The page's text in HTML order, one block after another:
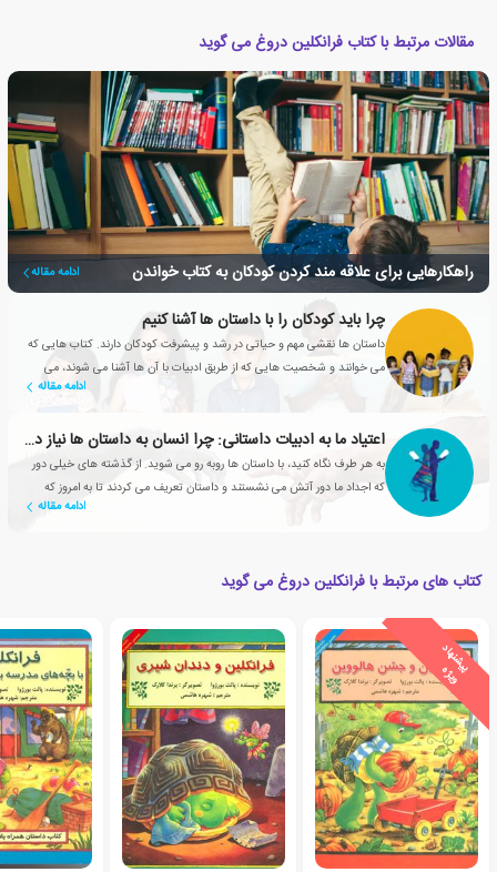
مقالات مرتبط با کتاب فرانکلین دروغ می گوید
راهکارهایی برای علاقه مند کردن کودکان به کتاب خواندن ادامه مقاله
چرا باید کودکان را با داستان ها آشنا کنیم
داستان ها نقشی مهم و حیاتی در رشد و پیشرفت کودکان دارند. کتاب هایی که
می خوانند و شخصیت هایی که از طریق ادبیات با آن ها آشنا می شوند، می
ادامه مقاله
اعتیاد ما به ادبیات داستانی: چرا انسان به داستان ها نیاز دارد؟
به هر طرف نگاه کنید، با داستان ها روبه رو می شوید. از گذشته های خیلی دور
که اجداد ما دور آتش می نشستند و داستان تعریف می کردند تا به امروز که
ادامه مقاله
کتاب های مرتبط با فرانکلین دروغ می گوید
پ
ی
ش
ن
ه
ا
د
و
ی
ژ
ه